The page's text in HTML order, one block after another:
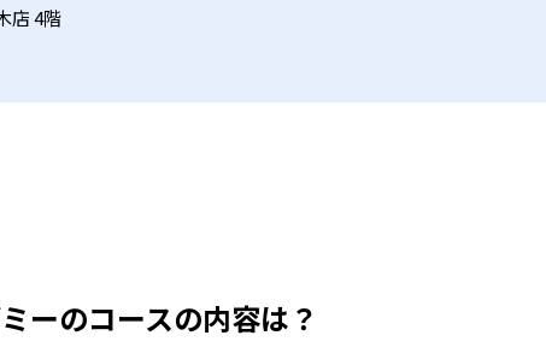
店 4階
ーのコースの内容は？